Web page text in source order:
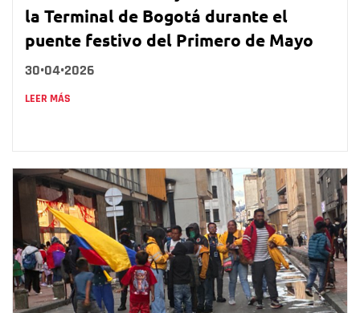
la Terminal de Bogotá durante el
puente festivo del Primero de Mayo
30•04•2026
LEER MÁS